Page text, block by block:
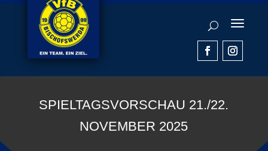
SPIELTAGSVORSCHAU 21./22.
NOVEMBER 2025